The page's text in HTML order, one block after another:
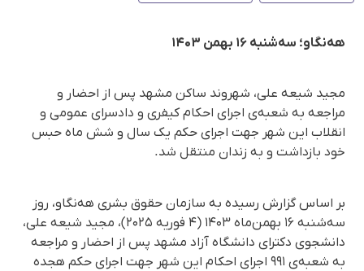
هەنگاو؛ سه‌شنبه ۱۶ بهمن ۱۴۰۳
مجید شیعه علی، شهروند ساکن مشهد پس از احضار و
مراجعه به شعبه‌ی اجرای احکام کیفری و دادسرای عمومی و
انقلاب این شهر جهت اجرای حکم یک سال و شش ماه حبس
خود بازداشت و به زندان منتقل شد.
بر اساس گزارش رسیده به سازمان حقوق بشری هه‌نگاو، روز
سه‌شنبه ۱۶ بهمن‌ماه ۱۴۰۳ (۴ فوریه ۲۰۲۵)، مجید شیعه علی،
دانشجوی دکترای دانشگاه آزاد مشهد پس از احضار و مراجعه
به شعبه‌ی ۹۹۱ اجرای احکام این شهر جهت اجرای حکم هجده